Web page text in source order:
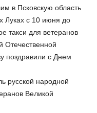
в Псковскую область
Луках с 10 июня до
такси для ветеранов
Отечественной
поздравили с Днем
русской народной
Великой